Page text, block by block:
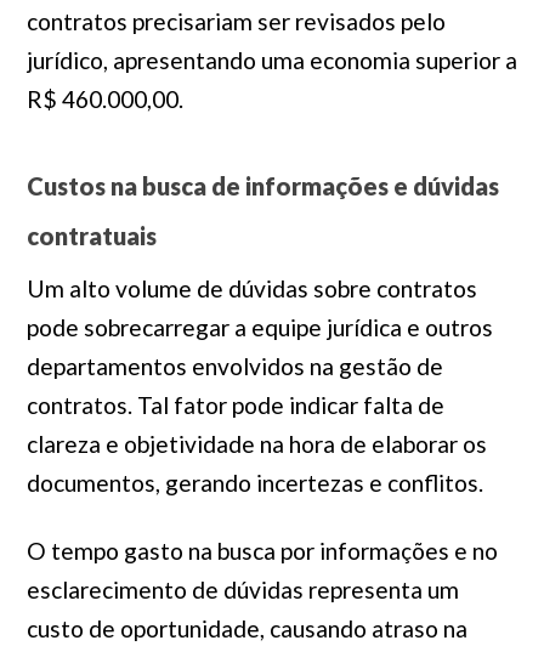
contratos precisariam ser revisados pelo
jurídico, apresentando uma economia superior a
R$ 460.000,00.
Custos na busca de informações e dúvidas
contratuais
Um alto volume de dúvidas sobre contratos
pode sobrecarregar a equipe jurídica e outros
departamentos envolvidos na gestão de
contratos. Tal fator pode indicar falta de
clareza e objetividade na hora de elaborar os
documentos, gerando incertezas e conflitos.
O tempo gasto na busca por informações e no
esclarecimento de dúvidas representa um
custo de oportunidade, causando atraso na